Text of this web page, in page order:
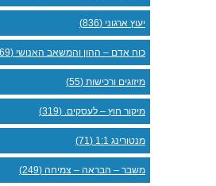
יעוץ ארגוני (836)
כוח אדם – ההון והמשאב האנושי (69)
מיזוגים ורכישות (55)
מיקור חוץ – לעסקים. (319)
מנטורינג 1:1 (71)
משבר – הבראה – צמיחה (249)